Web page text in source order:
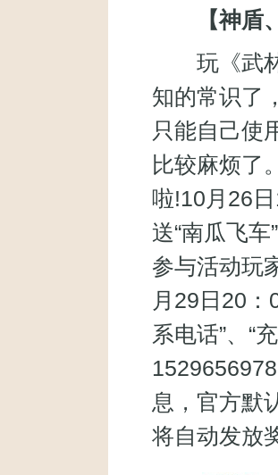
【神盾
玩《武林
知的常识了
只能自己使
比较麻烦了
啦!10月26
送“南瓜飞车
参与活动玩
月29日20：
系电话”、“
息，官方默
将自动发放